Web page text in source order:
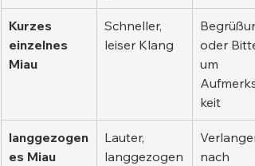
Kurzes
einzelnes
Miau
Schneller,
leiser Klang
oder Bitte
um
keit
langgezogen
es Miau
Lauter,
langgezogen
nach